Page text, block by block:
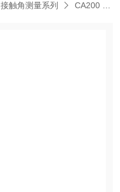
接触角测量系列 CA200 自动型接触角测量仪